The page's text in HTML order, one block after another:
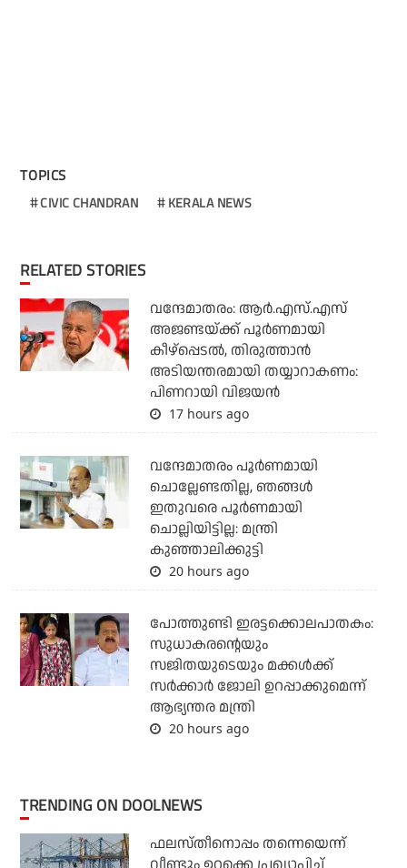
TOPICS
CIVIC CHANDRAN KERALA NEWS
RELATED STORIES
വന്ദേമാതരം: ആര്‍.എസ്.എസ്
അജണ്ടയ്ക്ക് പൂര്‍ണമായി
കീഴ്‌പ്പെടല്‍, തിരുത്താന്‍
അടിയന്തരമായി തയ്യാറാകണം:
പിണറായി വിജയന്‍
17 hours ago
വന്ദേമാതരം പൂര്‍ണമായി
ചൊല്ലേണ്ടതില്ല, ഞങ്ങള്‍
ഇതുവരെ പൂര്‍ണമായി
ചൊല്ലിയിട്ടില്ല: മന്ത്രി
കുഞ്ഞാലിക്കുട്ടി
20 hours ago
പോത്തുണ്ടി ഇരട്ടക്കൊലപാതകം:
സുധാകരന്റെയും
സജിതയുടെയും മക്കള്‍ക്ക്
സര്‍ക്കാര്‍ ജോലി ഉറപ്പാക്കുമെന്ന്
ആഭ്യന്തര മന്ത്രി
20 hours ago
TRENDING ON DOOLNEWS
ഫലസ്തീനൊപ്പം തന്നെയെന്ന്